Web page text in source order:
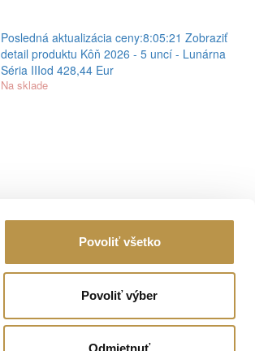
Povoliť všetko
Povoliť výber
Odmietnuť
Posledná aktualizácia ceny:8:05:21 Zobraziť
detail produktu Kôň 2026 - 5 uncí - Lunárna
Séria IIIod 428,44 Eur
Na sklade
IČO: 47 088 435
IČ DPH: SK2023783982
Email:info@investicnezlato.sk